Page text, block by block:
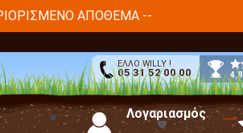
ΑΠΌΘΕΜΑ --
ΕΛΛΟ WILLY !
05 31 52 00 00 4,8
Λογαριασμός